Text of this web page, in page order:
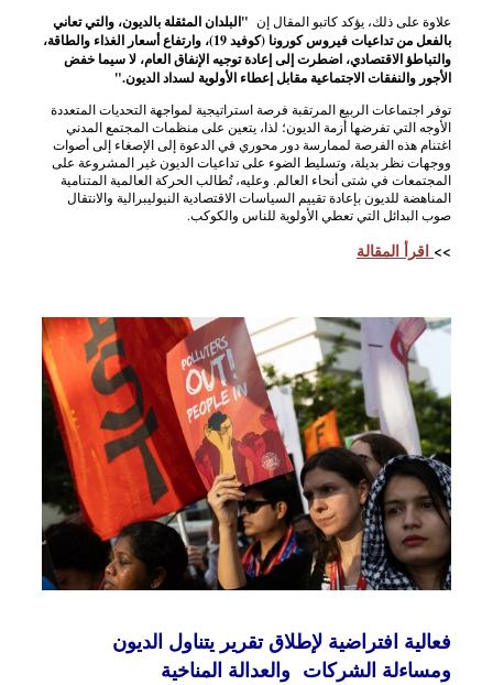
علاوة على ذلك، يؤكد كاتبو المقال إن "البلدان المثقلة بالديون، والتي تعاني
بالفعل من تداعيات فيروس كورونا (كوفيد 19)، وارتفاع أسعار الغذاء والطاقة،
والتباطؤ الاقتصادي، اضطرت إلى إعادة توجيه الإنفاق العام، لا سيما خفض
الأجور والنفقات الاجتماعية مقابل إعطاء الأولوية لسداد الديون."
توفر اجتماعات الربيع المرتقبة فرصة استراتيجية لمواجهة التحديات المتعددة
الأوجه التي تفرضها أزمة الديون؛ لذا، يتعين على منظمات المجتمع المدني
اغتنام هذه الفرصة لممارسة دور محوري في الدعوة إلى الإصغاء إلى أصوات
ووجهات نظر بديلة، وتسليط الضوء على تداعيات الديون غير المشروعة على
المجتمعات في شتى أنحاء العالم. وعليه، تُطالب الحركة العالمية المتنامية
المناهضة للديون بإعادة تقييم السياسات الاقتصادية النيوليبرالية والانتقال
صوب البدائل التي تعطي الأولوية للناس والكوكب.
>> اقرأ المقالة
فعالية افتراضية لإطلاق تقرير يتناول الديون
ومساءلة الشركات والعدالة المناخية